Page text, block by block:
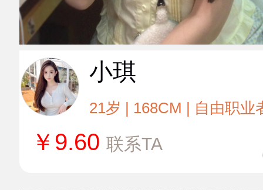
小琪
21岁 | 168CM | 自由职业
￥ 9.60 联系TA